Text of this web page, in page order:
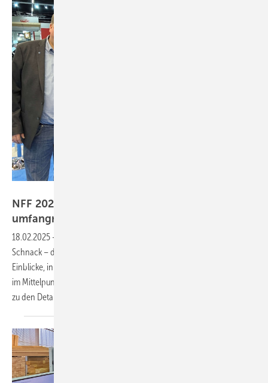
NFF 2025: Nordtreff wird deutlich
umfangreicher
18.02.2025 -
Schnack – der NFF 2025 wird größer und vielseitiger. Praxisnahe
Einblicke, innovative Produkte und spannende Diskussionen stehen
im Mittelpunkt. Warum das Event ein Muss für Fachleute ist? Hier geht’s
zu den Details!